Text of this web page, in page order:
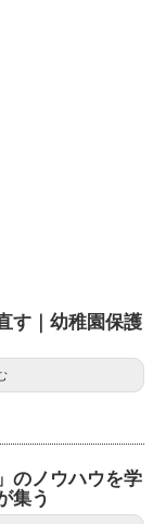
す｜幼稚園保護
のノウハウを学
集う